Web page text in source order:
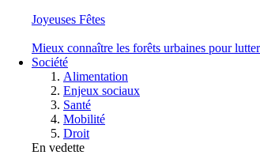
Joyeuses Fêtes
Mieux connaître les forêts urbaines pour
Société
Alimentation
Enjeux sociaux
Santé
Mobilité
Droit
En vedette